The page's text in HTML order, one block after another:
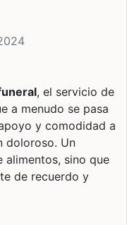
, el servicio de
a menudo se pasa
y comodidad a
doloroso. Un
sino que
de recuerdo y